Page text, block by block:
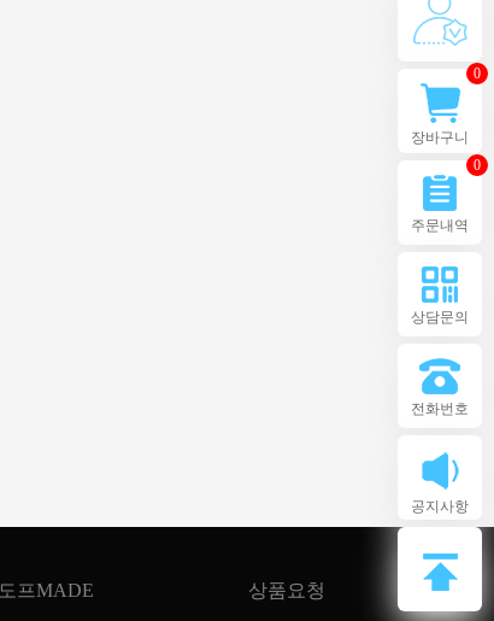
도프MADE 상품요청
장바구니
0
주문내역
0
상담문의
전화번호
공지사항